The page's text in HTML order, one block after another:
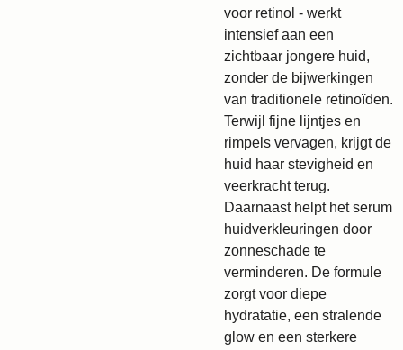
voor retinol - werkt
intensief aan een
zichtbaar jongere huid,
zonder de bijwerkingen
van traditionele retinoïden.
Terwijl fijne lijntjes en
rimpels vervagen, krijgt de
huid haar stevigheid en
veerkracht terug.
Daarnaast helpt het serum
huidverkleuringen door
zonneschade te
verminderen. De formule
zorgt voor diepe
hydratatie, een stralende
glow en een sterkere